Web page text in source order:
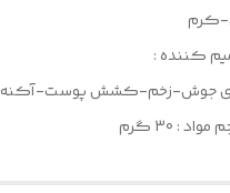
کرم
کننده :
جوش-زخم-کشش پوست-آکنه
: 30 گرم